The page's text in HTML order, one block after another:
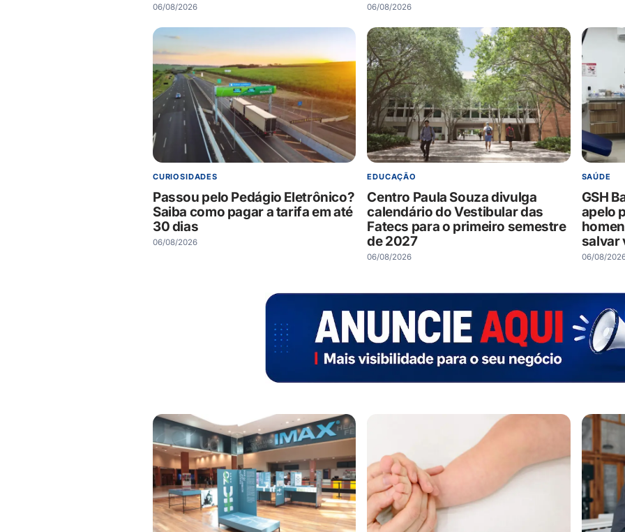
06/08/2026 06/08/2026
CURIOSIDADES
Passou pelo Pedágio Eletrônico?
Saiba como pagar a tarifa em até
30 dias
06/08/2026
EDUCAÇÃO
Centro Paula Souza divulga
calendário do Vestibular das
Fatecs para o primeiro semestre
de 2027
06/08/2026
SAÚDE
GSH
apelo
salvar
06/08/